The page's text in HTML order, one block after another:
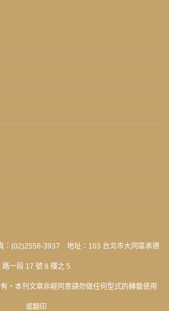
(02)2558-3937 地址：103 台北市大同區承德
路一段 17 號 8 樓之 5
‧本刊文章非經同意請勿做任何型式的轉載使用
或翻印